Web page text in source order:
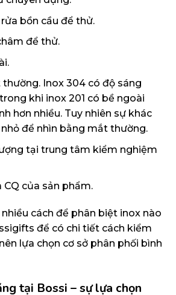
bồn cầu để thử.
để thử.
Inox 304 có độ sáng
khi inox 201 có bề ngoài
hơn nhiều. Tuy nhiên sự khác
để nhìn bằng mắt thường.
tại trung tâm kiểm nghiệm
CQ của sản phẩm.
cách để phân biệt inox nào
để có chi tiết cách kiểm
lựa chọn cơ sở phân phối bình
tại Bossi – sự lựa chọn